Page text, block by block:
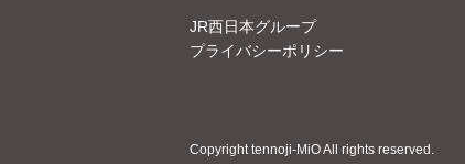
JR西日本グループ
プライバシーポリシー
Copyright tennoji-MiO All rights reserved.